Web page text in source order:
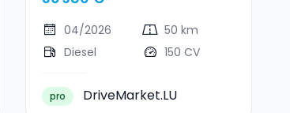
04/2026
50 km
Diesel
150 CV
pro DriveMarket.LU